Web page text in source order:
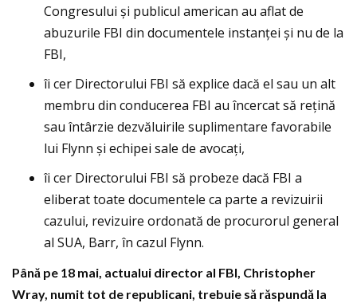
Congresului şi publicul american au aflat de
abuzurile FBI din documentele instanţei şi nu de la
FBI,
îi cer Directorului FBI să explice dacă el sau un alt
membru din conducerea FBI au încercat să reţină
sau întârzie dezvăluirile suplimentare favorabile
lui Flynn şi echipei sale de avocaţi,
îi cer Directorului FBI să probeze dacă FBI a
eliberat toate documentele ca parte a revizuirii
cazului, revizuire ordonată de procurorul general
al SUA, Barr, în cazul Flynn.
Până pe 18 mai, actualui director al FBI, Christopher
Wray, numit tot de republicani, trebuie să răspundă la